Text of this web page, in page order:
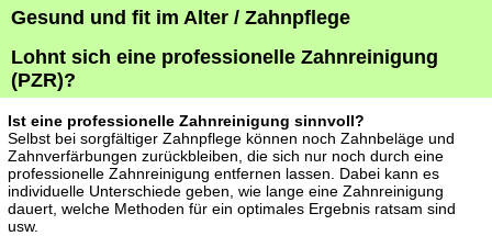
Gesund und fit im Alter / Zahnpflege
Lohnt sich eine professionelle Zahnreinigung
(PZR)?
Ist eine professionelle Zahnreinigung sinnvoll?
Selbst bei sorgfältiger Zahnpflege können noch Zahnbeläge und
Zahnverfärbungen zurückbleiben, die sich nur noch durch eine
professionelle Zahnreinigung entfernen lassen. Dabei kann es
individuelle Unterschiede geben, wie lange eine Zahnreinigung
dauert, welche Methoden für ein optimales Ergebnis ratsam sind
usw.